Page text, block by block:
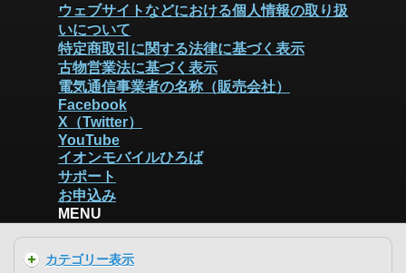
ウェブサイトなどにおける個人情報の取り扱
いについて
特定商取引に関する法律に基づく表示
古物営業法に基づく表示
電気通信事業者の名称（販売会社）
Facebook
X（Twitter）
YouTube
イオンモバイルひろば
サポート
お申込み
MENU
カテゴリー表示